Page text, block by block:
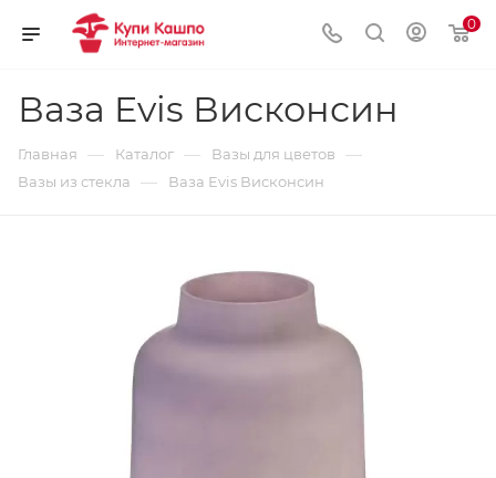
0
Ваза Evis Висконсин
Главная — Каталог — Вазы для цветов —
Вазы из стекла — Ваза Evis Висконсин